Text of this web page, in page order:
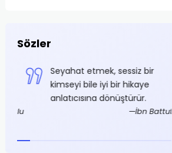
Sözler
Seyahat etmek, sessiz bir
kimseyi bile iyi bir hikaye
anlatıcısına dönüştürür.
İbn Battuta